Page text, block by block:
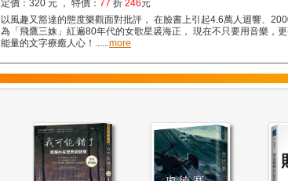
定價：320 元 ， 特價： 77 折 246元
以風趣又豁達的態度樂觀面對批評， 在臉書上引起4.6萬人迴響、
為「飛鷹三姝」紅遍80年代的女歌星裘海正， 現在不只要用音樂，
能量的文字療癒人心！......more